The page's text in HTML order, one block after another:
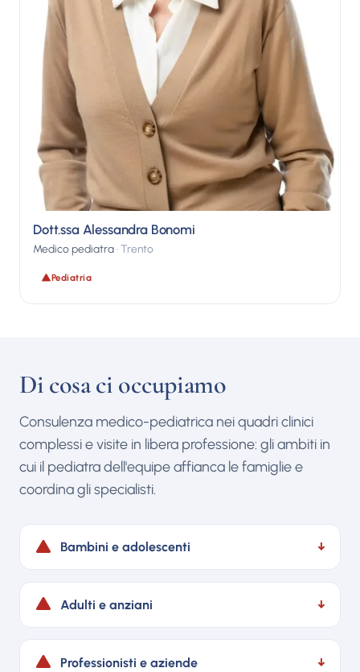
Dott.ssa Alessandra Bonomi
Medico pediatra· Trento
Pediatria
Di cosa ci occupiamo
Consulenza medico-pediatrica nei quadri clinici
complessi e visite in libera professione: gli ambiti in
cui il pediatra dell'equipe affianca le famiglie e
coordina gli specialisti.
Bambini e adolescenti ↓
Adulti e anziani ↓
Professionisti e aziende ↓